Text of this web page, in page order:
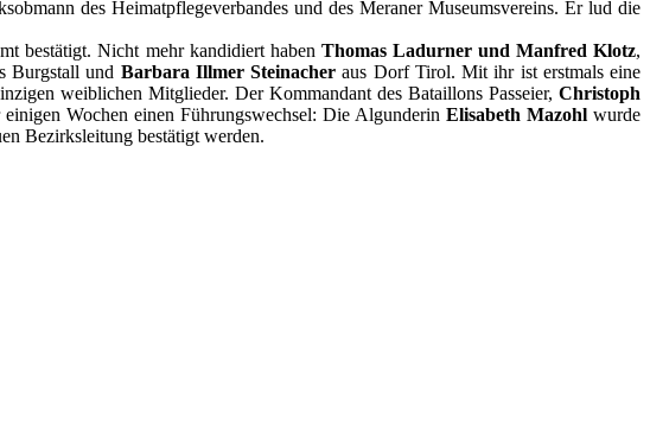
des Heimatpflegeverbandes und des Meraner Museumsvereins. Er lud die
bestätigt. Nicht mehr kandidiert haben Thomas Ladurner und Manfred Klotz,
Burgstall und Barbara Illmer Steinacher aus Dorf Tirol. Mit ihr ist erstmals eine
weiblichen Mitglieder. Der Kommandant des Bataillons Passeier, Christoph
Wochen einen Führungswechsel: Die Algunderin Elisabeth Mazohlwurde
Bezirksleitung bestätigt werden.